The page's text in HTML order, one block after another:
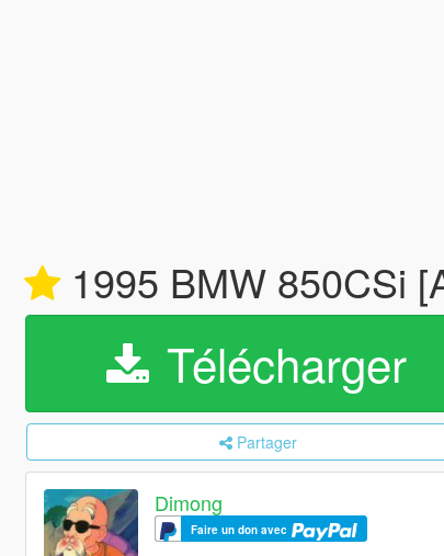
1995 BMW 850CSi
Télécharger
Partager
Dimong
Faire un don avec